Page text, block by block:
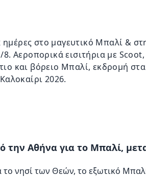
στο μαγευτικό Μπαλί &
Αεροπορικά εισιτήρια με
και βόρειο Μπαλί, εκδρομή
2026.
την Αθήνα για το Μπαλί,
νησί των Θεών, το εξωτικό